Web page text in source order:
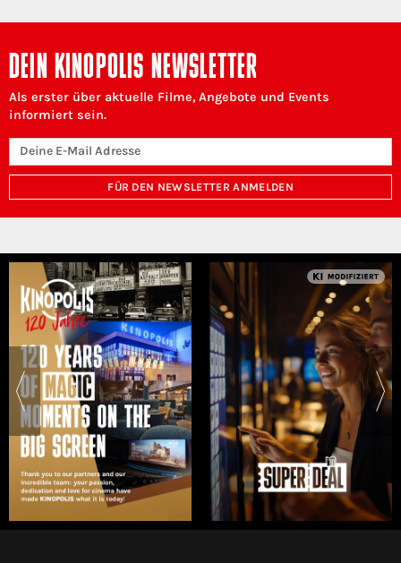
DEIN KINOPOLIS NEWSLETTER
Als erster über aktuelle Filme, Angebote und Events
informiert sein.
FÜR DEN NEWSLETTER ANMELDEN